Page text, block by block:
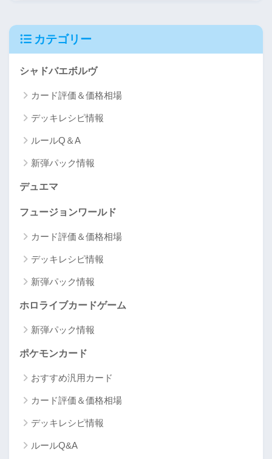
カテゴリー
シャドバエボルヴ
カード評価＆価格相場
デッキレシピ情報
ルールQ＆A
新弾パック情報
デュエマ
フュージョンワールド
カード評価＆価格相場
デッキレシピ情報
新弾パック情報
ホロライブカードゲーム
新弾パック情報
ポケモンカード
おすすめ汎用カード
カード評価＆価格相場
デッキレシピ情報
ルールQ&A